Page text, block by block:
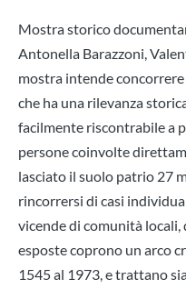
Mostra storico
Antonella Barazzoni,
mostra intende
che ha una rilevanza
facilmente riscontrabile a
persone coinvolte
lasciato il suolo patrio 27
rincorrersi di casi
vicende di comunità
esposte coprono un arco
1545 al 1973, e trattano